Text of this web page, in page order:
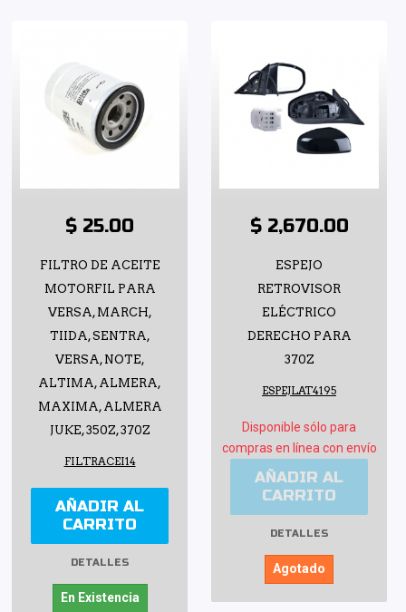
$ 25.00
FILTRO DE ACEITE
MOTORFIL PARA
VERSA, MARCH,
TIIDA, SENTRA,
VERSA, NOTE,
ALTIMA, ALMERA,
MAXIMA, ALMERA
JUKE, 350Z, 370Z
FILTRACEI14
AÑADIR AL
CARRITO
DETALLES
En Existencia
$ 2,670.00
ESPEJO
RETROVISOR
ELÉCTRICO
DERECHO PARA
370Z
ESPEJLAT4195
Disponible sólo para
compras en línea con envío
AÑADIR AL
CARRITO
DETALLES
Agotado